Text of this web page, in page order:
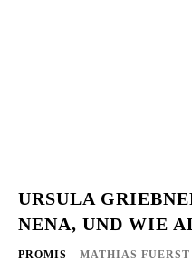
URSULA
NENA, UND WIE
PROMIS MATHIAS FUERST